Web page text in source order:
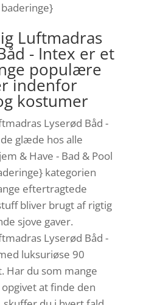
Luftmadras
- Intex er et
populære
indenfor
kostumer
Lyserød Båd -
glæde hos alle
& Have - Bad & Pool
kategorien
eftertragtede
bliver brugt af rigtig
sjove gaver.
Lyserød Båd -
luksuriøse 90
Har du som mange
at finde den